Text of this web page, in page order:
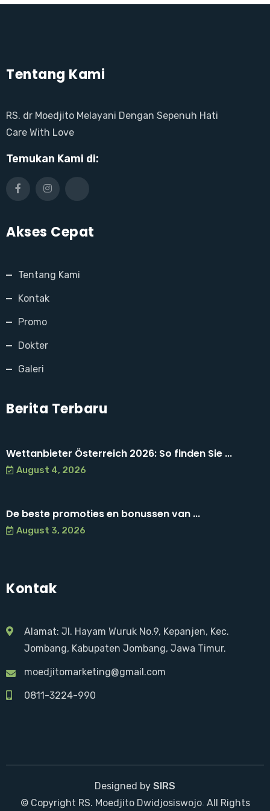
Tentang Kami
RS. dr Moedjito Melayani Dengan Sepenuh Hati
Care With Love
Temukan Kami di:
Akses Cepat
Tentang Kami
Kontak
Promo
Dokter
Galeri
Berita Terbaru
Wettanbieter Österreich 2026: So finden Sie ...
August 4, 2026
De beste promoties en bonussen van ...
August 3, 2026
Kontak
Alamat: Jl. Hayam Wuruk No.9, Kepanjen, Kec.
Jombang, Kabupaten Jombang, Jawa Timur.
moedjitomarketing@gmail.com
0811-3224-990
Designed by SIRS
© Copyright RS. Moedjito Dwidjosiswojo. All Rights